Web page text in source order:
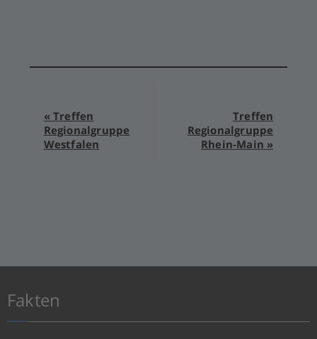
Veranstaltung-
Navigation
«Treffen
Regionalgruppe
Westfalen
Treffen
Regionalgruppe
Rhein-Main »
Fakten